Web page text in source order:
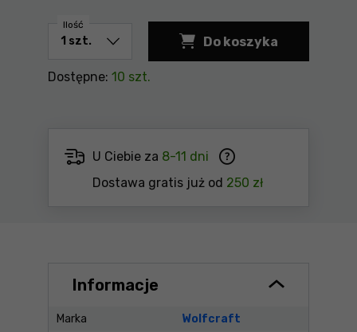
Ilość
Do koszyka
Pistolet do mas
Dostępne: 10 szt.
U Ciebie za 8-11 dni
Dostawa gratis już od 250 zł
Informacje
Marka
Wolfcraft